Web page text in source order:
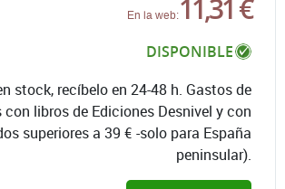
En la web:11,31 €
DISPONIBLE
stock, recíbelo en 24-48 h. Gastos de
libros de Ediciones Desnivel y con
superiores a 39 € -solo para España
peninsular).